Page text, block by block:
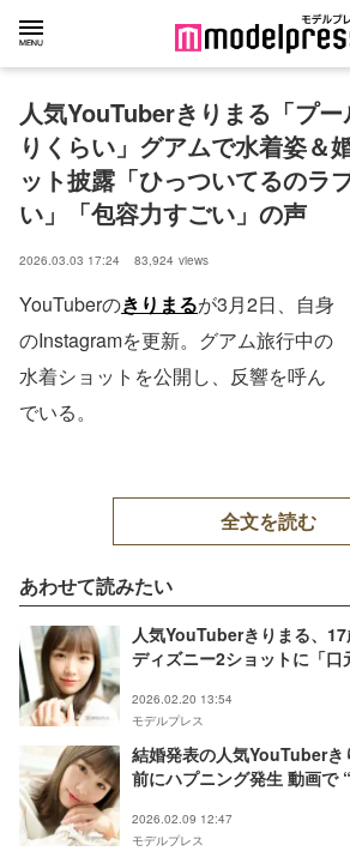
人気YouTuberきりまる「プ
りくらい」グアムで水着姿＆
ット披露「ひっついてるのラ
い」「包容力すごい」の声
2026.03.03 17:24 83,924 views
YouTuberのきりまるが3月2日、自身
のInstagramを更新。グアム旅行中の
水着ショットを公開し、反響を呼ん
でいる。
全文を読む
あわせて読みたい
人気YouTuberきりまる、
ディズニー2ショットに「口
2026.02.20 13:54
モデルプレス
結婚発表の人気YouTuberき
前にハプニング発生 動画で
2026.02.09 12:47
モデルプレス